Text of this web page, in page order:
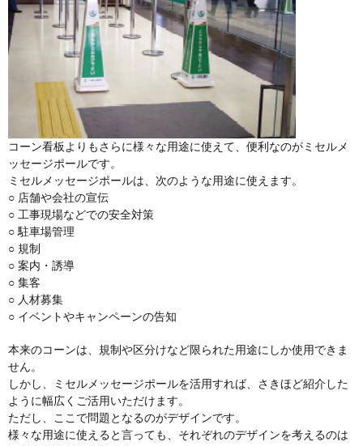
コーン看板よりもさらに様々な用途に使えて、便利なのがミセルメ
ッセージポールです。
ミセルメッセージポールは、次のような用途に使えます。
○ 店舗や会社の宣伝
○ 工事現場などでの安全対策
○ 駐車場管理
○ 規制
○ 案内・誘導
○ 集客
○ 人材募集
○ イベントやキャンペーンの告知
本来のコーンは、規制や区分けなど限られた用途にしか使用できま
せん。
しかし、ミセルメッセージポールを活用すれば、さきほど紹介した
ように幅広くご活用いただけます。
ただし、ここで問題となるのがデザインです。
様々な用途に使えると言っても、それぞれのデザインを考えるのは